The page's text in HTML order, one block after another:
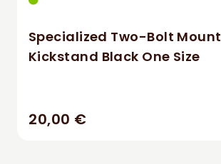
Specialized Two-Bolt Mount
Kickstand Black One Size
20,00 €